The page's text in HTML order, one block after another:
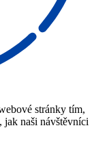
stránky tím,
jak naši návštěvníci